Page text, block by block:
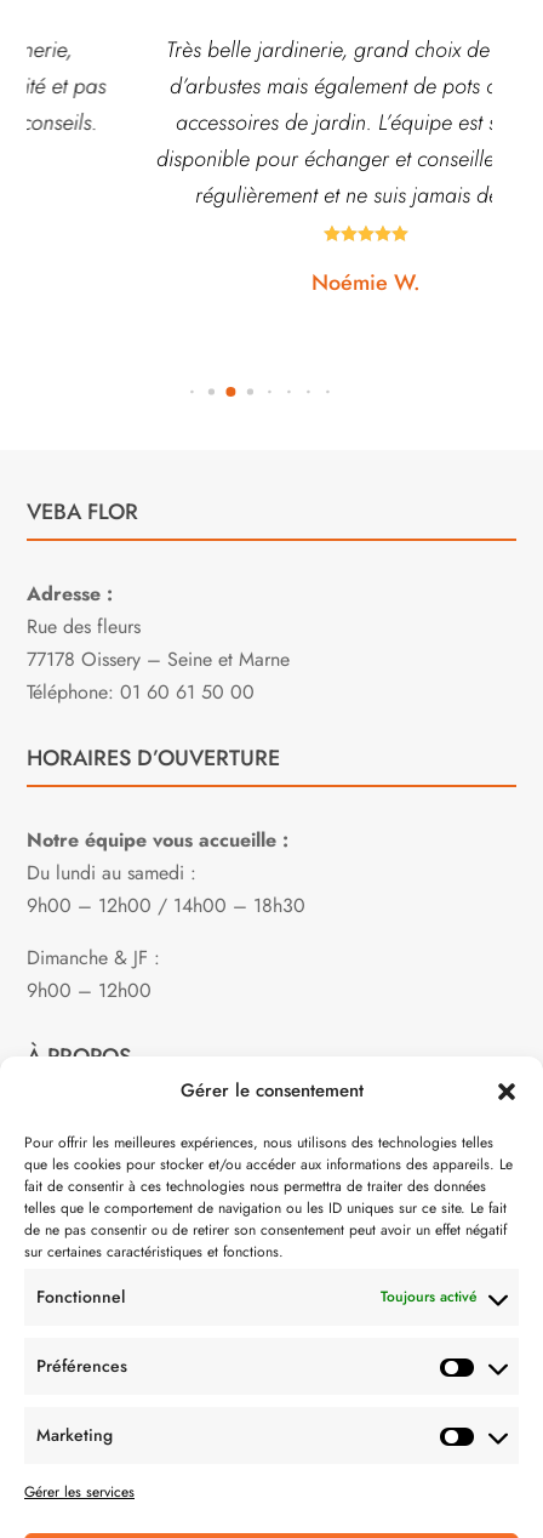
Gérer le consentement
Pour offrir les meilleures expériences, nous utilisons des technologies telles
que les cookies pour stocker et/ou accéder aux informations des appareils. Le
fait de consentir à ces technologies nous permettra de traiter des données
telles que le comportement de navigation ou les ID uniques sur ce site. Le fait
de ne pas consentir ou de retirer son consentement peut avoir un effet négatif
sur certaines caractéristiques et fonctions.
Fonctionnel Toujours activé
Préférences
Marketing
Gérer les services
Très belle jardinerie, grand choix de fleurs et
d’arbustes mais également de pots ou autre
accessoires de jardin. L’équipe est souvent
disponible pour échanger et conseiller. J’y vais
régulièrement et ne suis jamais déçue.
Noémie W.
VEBA FLOR
Adresse :
Rue des fleurs
77178 Oissery – Seine et Marne
Téléphone: 01 60 61 50 00
HORAIRES D’OUVERTURE
Notre équipe vous accueille :
Du lundi au samedi :
9h00 – 12h00 / 14h00 – 18h30
Dimanche & JF :
9h00 – 12h00
À PROPOS
Notre philosophie
Contact
Partenaire de: